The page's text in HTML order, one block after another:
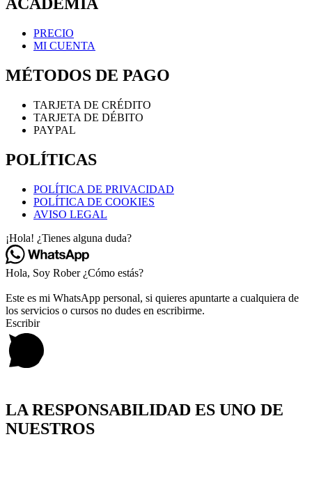
ACADEMIA
PRECIO
MI CUENTA
MÉTODOS DE PAGO
TARJETA DE CRÉDITO
TARJETA DE DÉBITO
PAYPAL
POLÍTICAS
POLÍTICA DE PRIVACIDAD
POLÍTICA DE COOKIES
AVISO LEGAL
¡Hola! ¿Tienes alguna duda?
Hola, Soy Rober ¿Cómo estás?
Este es mi WhatsApp personal, si quieres apuntarte a cualquiera de
los servicios o cursos no dudes en escribirme.
Escribir
LA RESPONSABILIDAD ES UNO DE
NUESTROS